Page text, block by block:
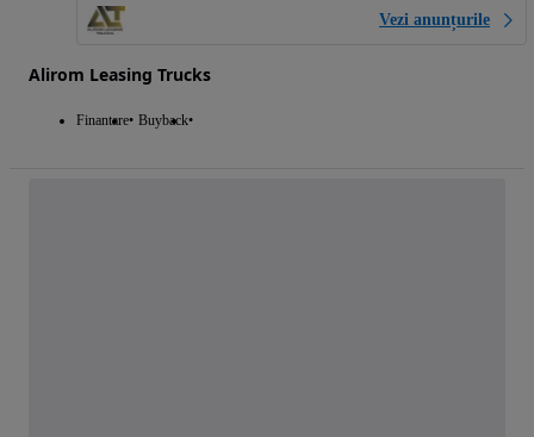
Vezi anunțurile
Alirom Leasing Trucks
Finantare Buyback